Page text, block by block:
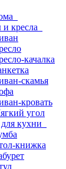
кресла
качалка
скамья
кровать
угол
кухни
книжка